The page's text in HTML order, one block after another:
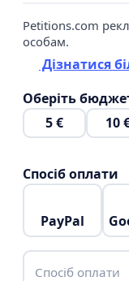
Petitions.com
особам.
Дізнатися
Оберіть
5 €
10
Спосіб оплати
PayPal
Спосіб оплати